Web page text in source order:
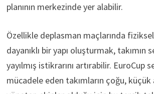
planının merkezinde yer alabilir.
Özellikle deplasman maçlarında
dayanıklı bir yapı oluşturmak, takımın
yayılmış istikrarını artırabilir. EuroCup
mücadele eden takımların çoğu, küçük